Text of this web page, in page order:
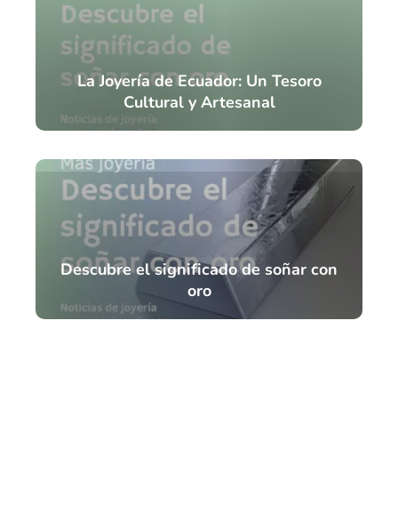
La Joyería de Ecuador: Un Tesoro
Cultural y Artesanal
Descubre el significado de soñar con
oro